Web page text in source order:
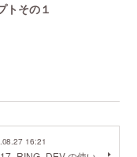
トその１
16:21